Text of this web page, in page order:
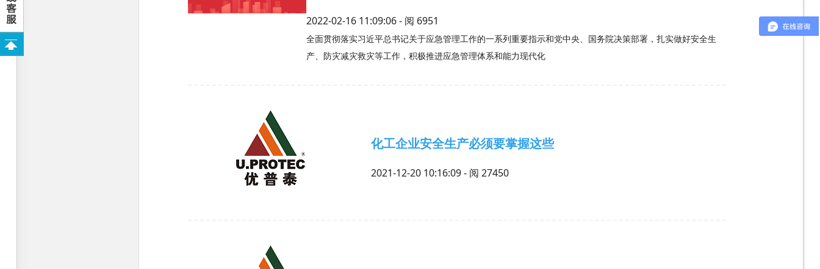
2022-02-16 11:09:06 - 阅 6951
全面贯彻落实习近平总书记关于应急管理工作的一系列重要指示和党中央、国务院决策部署，扎实做好安全生
产、防灾减灾救灾等工作，积极推进应急管理体系和能力现代化
化工企业安全生产必须要掌握这些
2021-12-20 10:16:09 - 阅 27450